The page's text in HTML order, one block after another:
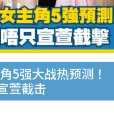
5强大战热预测！
萱截击